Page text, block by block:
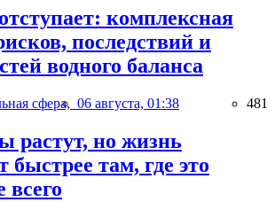
комплексная
последствий и
водного баланса
сфера, 06 августа, 01:38 481
растут, но жизнь
быстрее там, где это
всего